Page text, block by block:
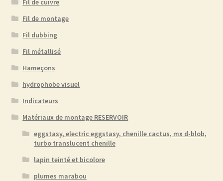
Fil de cuivre
Fil de montage
Fil dubbing
Fil métallisé
Hameçons
hydrophobe visuel
Indicateurs
Matériaux de montage RESERVOIR
eggstasy, electric eggstasy, chenille cactus, mx d-blob,
turbo translucent chenille
lapin teinté et bicolore
plumes marabou